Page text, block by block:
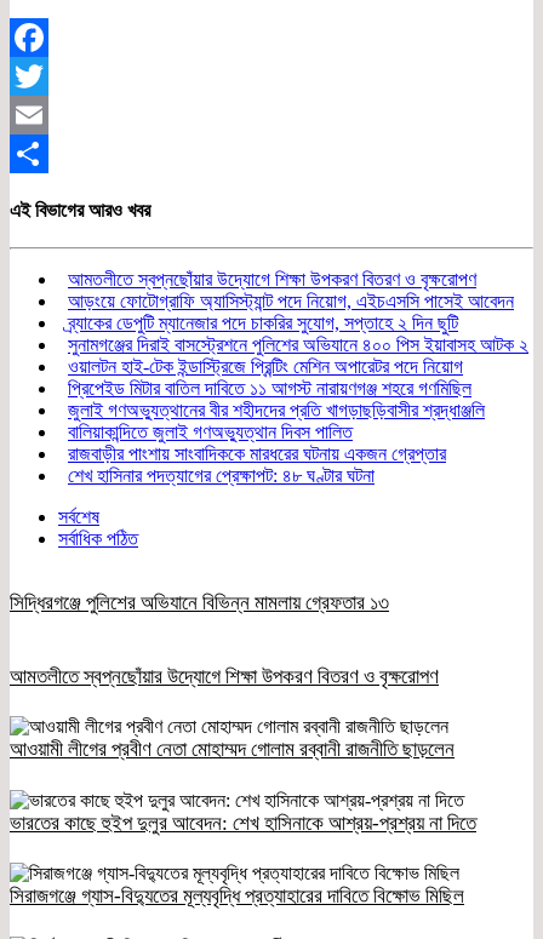
Facebook
Twitter
Email
এই বিভাগের আরও খবর
আমতলীতে স্বপ্নছোঁয়ার উদ্যোগে শিক্ষা উপকরণ বিতরণ ও বৃক্ষরোপণ
আড়ংয়ে ফোটোগ্রাফি অ্যাসিস্ট্যান্ট পদে নিয়োগ, এইচএসসি পাসেই আবেদন
ব্র্যাকের ডেপুটি ম্যানেজার পদে চাকরির সুযোগ, সপ্তাহে ২ দিন ছুটি
সুনামগঞ্জের দিরাই বাসস্ট্রেশনে পুলিশের অভিযানে ৪০০ পিস ইয়াবাসহ আটক ২
ওয়ালটন হাই-টেক ইন্ডাস্ট্রিজে প্রিন্টিং মেশিন অপারেটর পদে নিয়োগ
প্রিপেইড মিটার বাতিল দাবিতে ১১ আগস্ট নারায়ণগঞ্জ শহরে গণমিছিল
জুলাই গণঅভ্যুত্থানের বীর শহীদদের প্রতি খাগড়াছড়িবাসীর শ্রদ্ধাঞ্জলি
বালিয়াকান্দিতে জুলাই গণঅভ্যুত্থান দিবস পালিত
রাজবাড়ীর পাংশায় সাংবাদিককে মারধরের ঘটনায় একজন গ্রেপ্তার
শেখ হাসিনার পদত্যাগের প্রেক্ষাপট: ৪৮ ঘণ্টার ঘটনা
সর্বশেষ
সর্বাধিক পঠিত
সিদ্ধিরগঞ্জে পুলিশের অভিযানে বিভিন্ন মামলায় গ্রেফতার ১৩
আমতলীতে স্বপ্নছোঁয়ার উদ্যোগে শিক্ষা উপকরণ বিতরণ ও বৃক্ষরোপণ
আওয়ামী লীগের প্রবীণ নেতা মোহাম্মদ গোলাম রব্বানী রাজনীতি ছাড়লেন
ভারতের কাছে হুইপ দুলুর আবেদন: শেখ হাসিনাকে আশ্রয়-প্রশ্রয় না দিতে
সিরাজগঞ্জে গ্যাস-বিদ্যুতের মূল্যবৃদ্ধি প্রত্যাহারের দাবিতে বিক্ষোভ মিছিল